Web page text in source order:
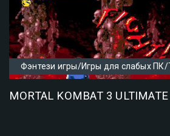
Фэнтези игры/Игры для слабых ПК/
MORTAL KOMBAT 3